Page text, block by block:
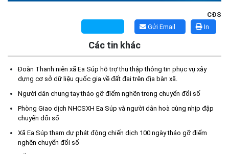
CĐS
In
Gửi Email
Các tin khác
Đoàn Thanh niên xã Ea Súp hỗ trợ thu thập thông tin phục vụ xây
dựng cơ sở dữ liệu quốc gia về đất đai trên địa bàn xã.
Người dân chung tay tháo gỡ điểm nghẽn trong chuyển đổi số
Phòng Giao dịch NHCSXH Ea Súp và người dân hoà cùng nhịp đập
chuyển đổi số
Xã Ea Súp tham dự phát động chiến dịch 100 ngày tháo gỡ điểm
nghẽn chuyển đổi số
Kế hoạch Tổ chức lấy mẫu hài cốt liệt sĩ đối với các mộ chưa
xác định được thông tin trong nghĩa trang liệt sĩ trên địa bàn xã
Ea Súp để giám định AND
(06/08/2026)
Thông báo nghiêm cấm sử dụng đất với khu vực Quy hoạch
cấp đất sản xuất cho các hộ nghèo, cận nghèo thiếu đất sản
xuất trên địa bàn xã.